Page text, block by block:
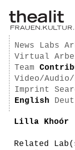
News Labs
Virtual
Team
Video/
Imprint
English
Lilla Khoór
Related